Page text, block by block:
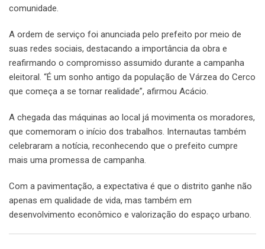
comunidade.
A ordem de serviço foi anunciada pelo prefeito por meio de
suas redes sociais, destacando a importância da obra e
reafirmando o compromisso assumido durante a campanha
eleitoral. “É um sonho antigo da população de Várzea do Cerco
que começa a se tornar realidade”, afirmou Acácio.
A chegada das máquinas ao local já movimenta os moradores,
que comemoram o início dos trabalhos. Internautas também
celebraram a notícia, reconhecendo que o prefeito cumpre
mais uma promessa de campanha.
Com a pavimentação, a expectativa é que o distrito ganhe não
apenas em qualidade de vida, mas também em
desenvolvimento econômico e valorização do espaço urbano.